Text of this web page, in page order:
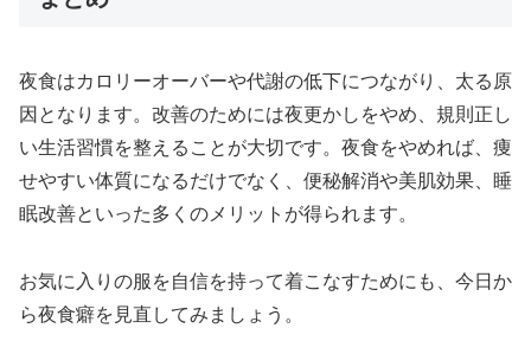
夜食はカロリーオーバーや代謝の低下につながり、太る原
因となります。改善のためには夜更かしをやめ、規則正し
い生活習慣を整えることが大切です。夜食をやめれば、痩
せやすい体質になるだけでなく、便秘解消や美肌効果、睡
眠改善といった多くのメリットが得られます。
お気に入りの服を自信を持って着こなすためにも、今日か
ら夜食癖を見直してみましょう。